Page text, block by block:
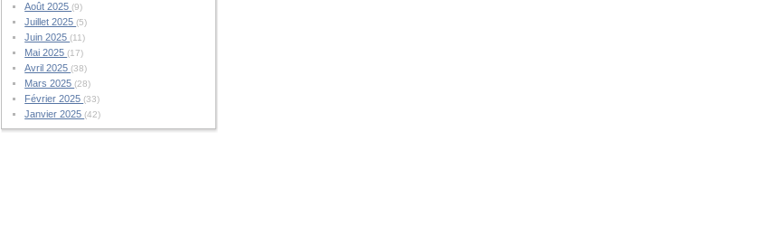
Août 2025(9)
Juillet 2025(5)
Juin 2025(11)
Mai 2025(17)
Avril 2025(38)
Mars 2025(28)
Février 2025(33)
Janvier 2025(42)